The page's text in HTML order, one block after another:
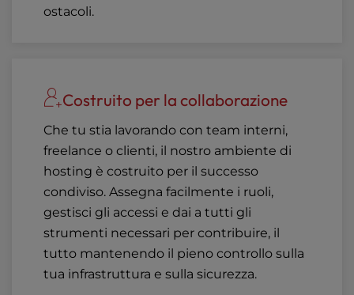
ostacoli.
Costruito per la collaborazione
Che tu stia lavorando con team interni,
freelance o clienti, il nostro ambiente di
hosting è costruito per il successo
condiviso. Assegna facilmente i ruoli,
gestisci gli accessi e dai a tutti gli
strumenti necessari per contribuire, il
tutto mantenendo il pieno controllo sulla
tua infrastruttura e sulla sicurezza.